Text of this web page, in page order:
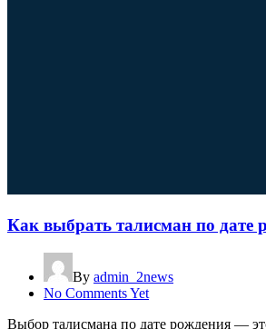
Как выбрать талисман по дате
By admin_2news
No Comments Yet
Выбор талисмана по дате рождения —